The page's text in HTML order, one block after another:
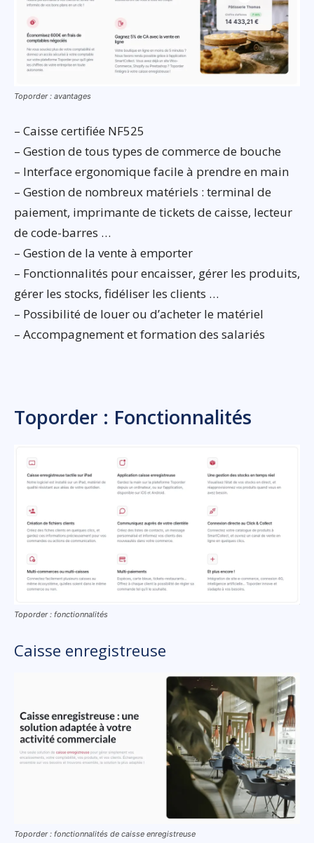
Toporder : avantages
– Caisse certifiée NF525
– Gestion de tous types de commerce de bouche
– Interface ergonomique facile à prendre en main
– Gestion de nombreux matériels : terminal de
paiement, imprimante de tickets de caisse, lecteur
de code-barres …
– Gestion de la vente à emporter
– Fonctionnalités pour encaisser, gérer les produits,
gérer les stocks, fidéliser les clients …
– Possibilité de louer ou d’acheter le matériel
– Accompagnement et formation des salariés
Toporder : Fonctionnalités
Toporder : fonctionnalités
Caisse enregistreuse
Toporder : fonctionnalités de caisse enregistreuse